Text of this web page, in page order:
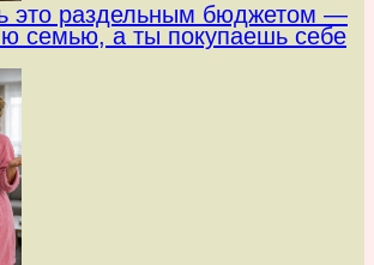
это раздельным бюджетом —
семью, а ты покупаешь себе